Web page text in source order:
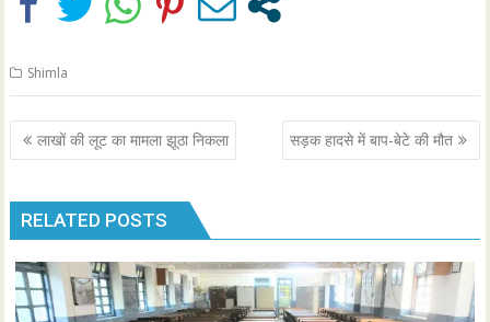
Shimla
Post
navigation
लाखों की लूट का मामला झूठा निकला सड़क हादसे में बाप-बेटे की मौत
RELATED POSTS